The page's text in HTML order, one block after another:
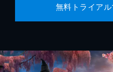
無料トライア